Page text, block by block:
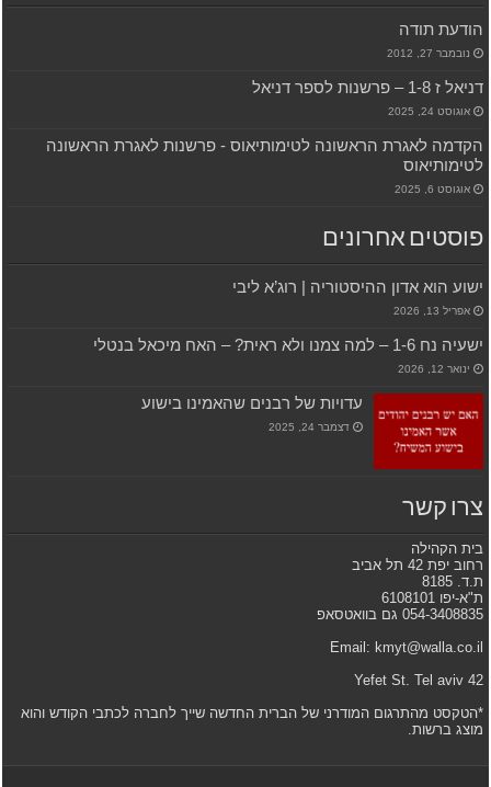
הודעת תודה
נובמבר 27, 2012
דניאל ז 1-8 – פרשנות לספר דניאל
אוגוסט 24, 2025
הקדמה לאגרת הראשונה לטימותיאוס ‫- פרשנות לאגרת הראשונה
לטימותיאוס
אוגוסט 6, 2025
פוסטים אחרונים
ישוע הוא אדון ההיסטוריה | רוג’א ליבי
אפריל 13, 2026
ישעיה נח 1-6 – למה צמנו ולא ראית? – האח מיכאל בנטלי
ינואר 12, 2026
עדויות של רבנים שהאמינו בישוע
דצמבר 24, 2025
צרו קשר
בית הקהילה
רחוב יפת 42 תל אביב
ת.ד. 8185
ת"א-יפו 6108101
054-3408835 גם בוואטסאפ
Email: kmyt@walla.co.il
42 Yefet St. Tel aviv
*הטקסט מהתרגום המודרני של הברית החדשה שייך לחברה לכתבי הקודש והוא
מוצג ברשות.